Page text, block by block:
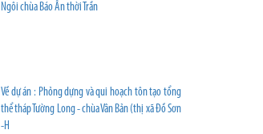
Ngôi chùa Báo Ân thời Trần
Về dự án : Phỏng dựng và qui hoạch tôn tạo tổng
thể tháp Tường Long - chùa Vân Bản (thị xã Đồ Sơn
-H